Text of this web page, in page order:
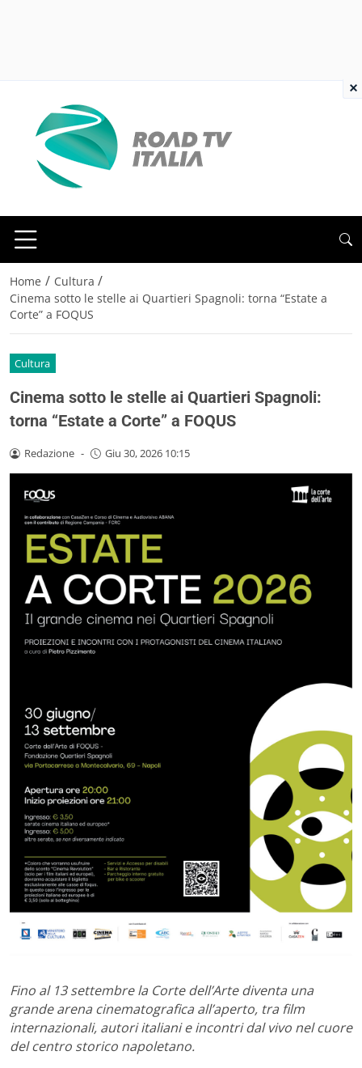
Home / Cultura /
Cinema sotto le stelle ai Quartieri Spagnoli: torna “Estate a
Corte” a FOQUS
Cultura
Cinema sotto le stelle ai Quartieri Spagnoli:
torna “Estate a Corte” a FOQUS
Redazione - Giu 30, 2026 10:15
Fino al 13 settembre la Corte dell’Arte diventa una
grande arena cinematografica all’aperto, tra film
internazionali, autori italiani e incontri dal vivo nel cuore
del centro storico napoletano.
×